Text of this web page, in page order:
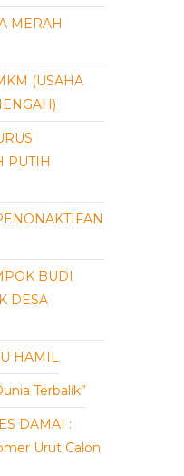
MERAH
(USAHA
PUTIH
BUDI
DESA
HAMIL
Terbalik”
DAMAI :
Urut Calon